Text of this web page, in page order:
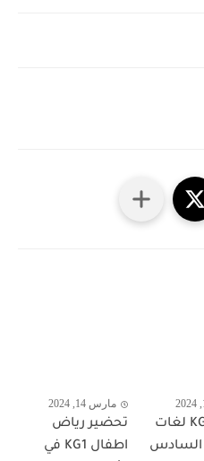
تحضير KG1 لغات
السادس
مارس 14, 2024
تحضير رياض
اطفال KG1 في